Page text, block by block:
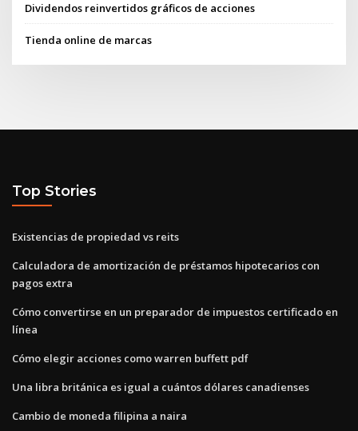
Dividendos reinvertidos gráficos de acciones
Tienda online de marcas
Top Stories
Existencias de propiedad vs reits
Calculadora de amortización de préstamos hipotecarios con
pagos extra
Cómo convertirse en un preparador de impuestos certificado en
línea
Cómo elegir acciones como warren buffett pdf
Una libra británica es igual a cuántos dólares canadienses
Cambio de moneda filipina a naira